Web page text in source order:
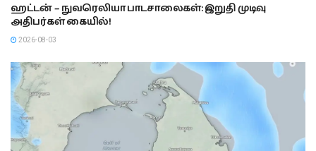
ஹட்டன் – நுவரெலியா பாடசாலைகள்: இறுதி முடிவு
அதிபர்கள் கையில்!
2026-08-03